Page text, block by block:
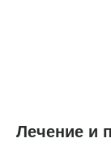
Лечение и